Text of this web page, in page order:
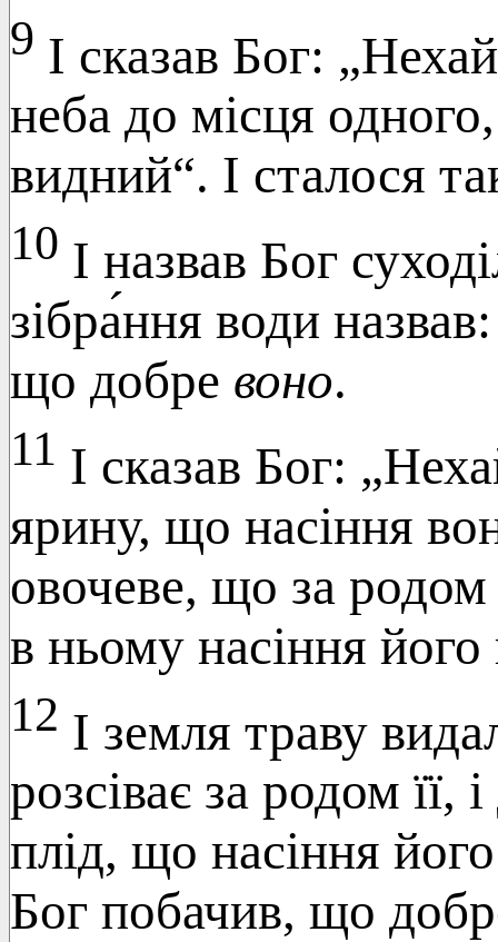
9 І сказав Бог:
неба до місця
видний“. І сталося
10 І назвав Бог
зібра́ння води
що добре воно.
11 І сказав Бог:
ярину, що насіння
овочеве, що за
в ньому насіння його
12 І земля траву
розсіває за родом
плід, що насіння
Бог побачив, що